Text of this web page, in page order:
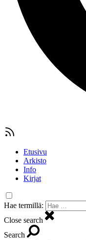
Etusivu
Arkisto
Info
Kirjat
Hae termillä:
Close search
Search